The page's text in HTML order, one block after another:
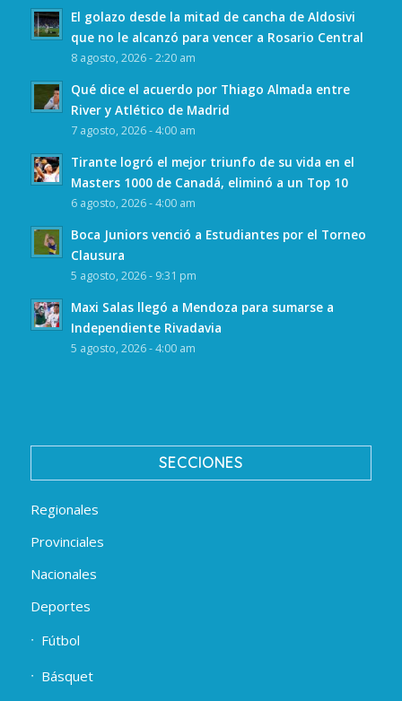
El golazo desde la mitad de cancha de Aldosivi
que no le alcanzó para vencer a Rosario Central
8 agosto, 2026 - 2:20 am
Qué dice el acuerdo por Thiago Almada entre
River y Atlético de Madrid
7 agosto, 2026 - 4:00 am
Tirante logró el mejor triunfo de su vida en el
Masters 1000 de Canadá, eliminó a un Top 10
6 agosto, 2026 - 4:00 am
Boca Juniors venció a Estudiantes por el Torneo
Clausura
5 agosto, 2026 - 9:31 pm
Maxi Salas llegó a Mendoza para sumarse a
Independiente Rivadavia
5 agosto, 2026 - 4:00 am
SECCIONES
Regionales
Provinciales
Nacionales
Deportes
Fútbol
Básquet